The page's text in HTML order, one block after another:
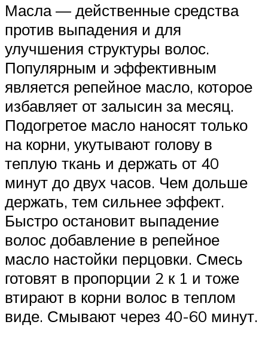
Масла — действенные средства
против выпадения и для
улучшения структуры волос.
Популярным и эффективным
является репейное масло, которое
избавляет от залысин за месяц.
Подогретое масло наносят только
на корни, укутывают голову в
теплую ткань и держать от 40
минут до двух часов. Чем дольше
держать, тем сильнее эффект.
Быстро остановит выпадение
волос добавление в репейное
масло настойки перцовки. Смесь
готовят в пропорции 2 к 1 и тоже
втирают в корни волос в теплом
виде. Смывают через 40-60 минут.